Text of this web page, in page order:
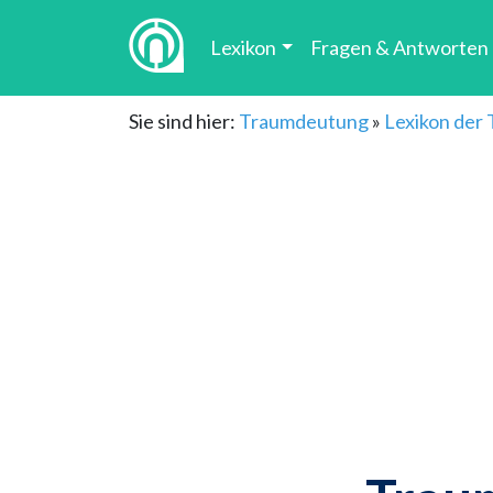
Lexikon Fragen & Antworten
Sie sind hier: Traumdeutung» Lexikon der